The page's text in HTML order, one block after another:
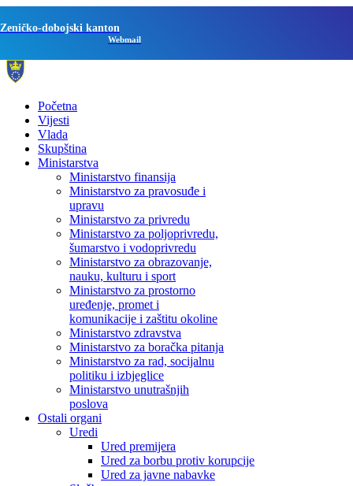
Zeničko-dobojski kanton
Webmail
Početna
Vijesti
Vlada
Skupština
Ministarstva
Ministarstvo finansija
Ministarstvo za pravosuđe i
upravu
Ministarstvo za privredu
Ministarstvo za poljoprivredu,
šumarstvo i vodoprivredu
Ministarstvo za obrazovanje,
nauku, kulturu i sport
Ministarstvo za prostorno
uređenje, promet i
komunikacije i zaštitu okoline
Ministarstvo zdravstva
Ministarstvo za boračka pitanja
Ministarstvo za rad, socijalnu
politiku i izbjeglice
Ministarstvo unutrašnjih
poslova
Ostali organi
Uredi
Ured premijera
Ured za borbu protiv korupcije
Ured za javne nabavke